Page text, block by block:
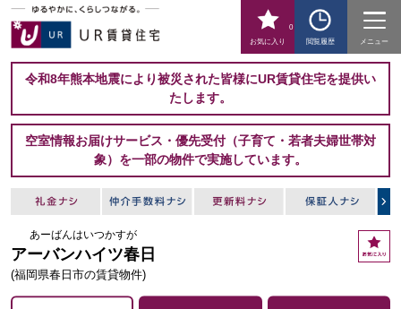
お気に入り
0
閲覧履歴
メニュー
令和8年熊本地震により被災された皆様にUR賃貸住宅を提供い
たします。
空室情報お届けサービス・優先受付（子育て・若者夫婦世帯対
象）を一部の物件で実施しています。
あーばんはいつかすが
アーバンハイツ春日
(福岡県春日市の賃貸物件)
お
気